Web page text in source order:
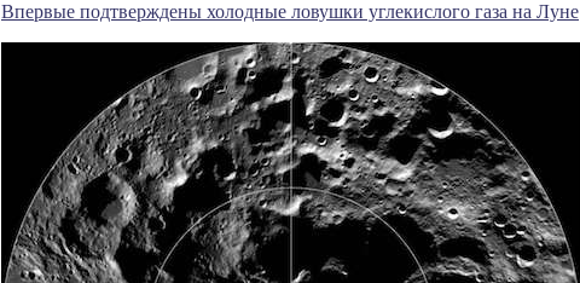
Впервые подтверждены холодные ловушки углекислого газа на Луне